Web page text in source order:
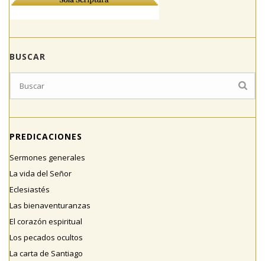
BUSCAR
PREDICACIONES
Sermones generales
La vida del Señor
Eclesiastés
Las bienaventuranzas
El corazón espiritual
Los pecados ocultos
La carta de Santiago